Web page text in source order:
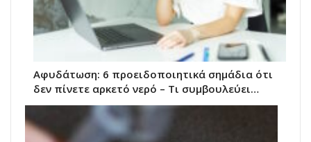
Αφυδάτωση: 6 προειδοποιητικά σημάδια ότι
δεν πίνετε αρκετό νερό – Τι συμβουλεύει…